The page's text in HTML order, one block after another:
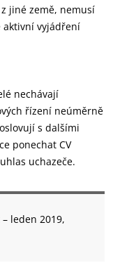
jiné země, nemusí
aktivní vyjádření
nechávají
řízení neúměrně
s dalšími
ponechat CV
uchazeče.
leden 2019,